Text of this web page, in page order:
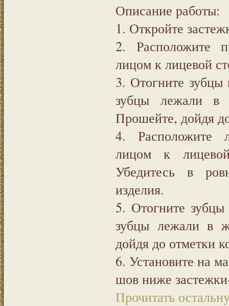
Описание работы:
1. Откройте
2. Расположите
лицом к лицевой
3. Отогните зубцы
зубцы лежали в
Прошейте, дойдя
4. Расположите
лицом к
Убедитесь в
изделия.
5. Отогните
зубцы лежали в
дойдя до отметки
6. Установите на
шов ниже
Прочитать